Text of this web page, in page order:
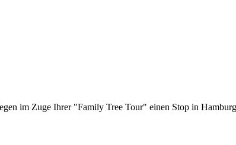
im Zuge Ihrer "Family Tree Tour" einen Stop in